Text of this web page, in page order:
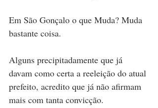
Em São Gonçalo o que Muda? Muda
bastante coisa.
Alguns precipitadamente que já
davam como certa a reeleição do atual
prefeito, acredito que já não afirmam
mais com tanta convicção.